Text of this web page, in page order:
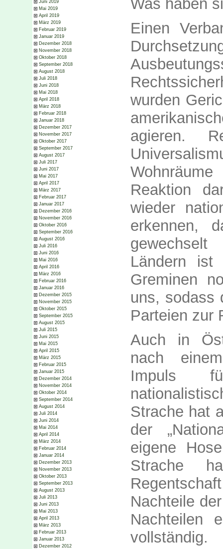
Juni 2019
Mai 2019
April 2019
März 2019
Februar 2019
Januar 2019
Dezember 2018
November 2018
Oktober 2018
September 2018
August 2018
Juli 2018
Juni 2018
Mai 2018
April 2018
März 2018
Februar 2018
Januar 2018
Dezember 2017
November 2017
Oktober 2017
September 2017
August 2017
Juli 2017
Juni 2017
Mai 2017
April 2017
März 2017
Februar 2017
Januar 2017
Dezember 2016
November 2016
Oktober 2016
September 2016
August 2016
Juli 2016
Juni 2016
Mai 2016
April 2016
März 2016
Februar 2016
Januar 2016
Dezember 2015
November 2015
Oktober 2015
September 2015
August 2015
Juli 2015
Juni 2015
Mai 2015
April 2015
März 2015
Februar 2015
Januar 2015
Dezember 2014
November 2014
Oktober 2014
September 2014
August 2014
Juli 2014
Juni 2014
Mai 2014
April 2014
März 2014
Februar 2014
Januar 2014
Dezember 2013
November 2013
Oktober 2013
September 2013
August 2013
Juli 2013
Juni 2013
Mai 2013
April 2013
März 2013
Februar 2013
Januar 2013
Dezember 2012
Was haben
Einen
wurden
agieren.
Reaktion
wieder
erkennen,
Ländern
Greminen
uns, sodass
Parteien zur
Auch in
nach
Impuls
Strache hat
der
eigene
Strache
Nachteile
Nachteilen
vollständig.